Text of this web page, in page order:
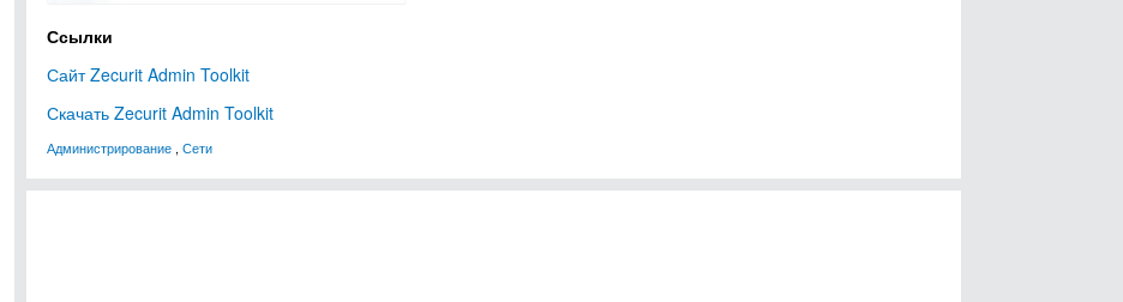
Ссылки
Сайт Zecurit Admin Toolkit
Скачать Zecurit Admin Toolkit
Администрирование , Сети